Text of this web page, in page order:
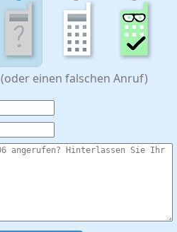
einen falschen Anruf)